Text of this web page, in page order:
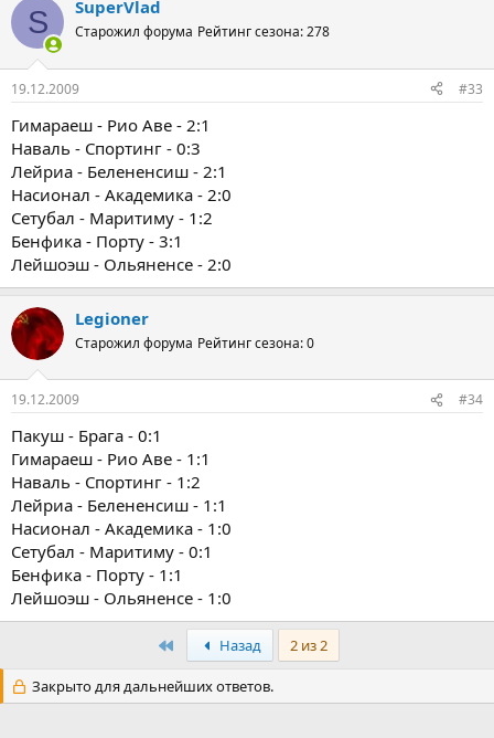
S SuperVlad
Старожил форума Рейтинг сезона: 278
19.12.2009 #33
Гимараеш - Рио Аве - 2:1
Наваль - Спортинг - 0:3
Лейриа - Белененсиш - 2:1
Насионал - Академика - 2:0
Сетубал - Маритиму - 1:2
Бенфика - Порту - 3:1
Лейшоэш - Ольяненсе - 2:0
Legioner
Старожил форума Рейтинг сезона: 0
19.12.2009 #34
Пакуш - Брага - 0:1
Гимараеш - Рио Аве - 1:1
Наваль - Спортинг - 1:2
Лейриа - Белененсиш - 1:1
Насионал - Академика - 1:0
Сетубал - Маритиму - 0:1
Бенфика - Порту - 1:1
Лейшоэш - Ольяненсе - 1:0
ПервыйНазад 2 из 2
Закрыто для дальнейших ответов.